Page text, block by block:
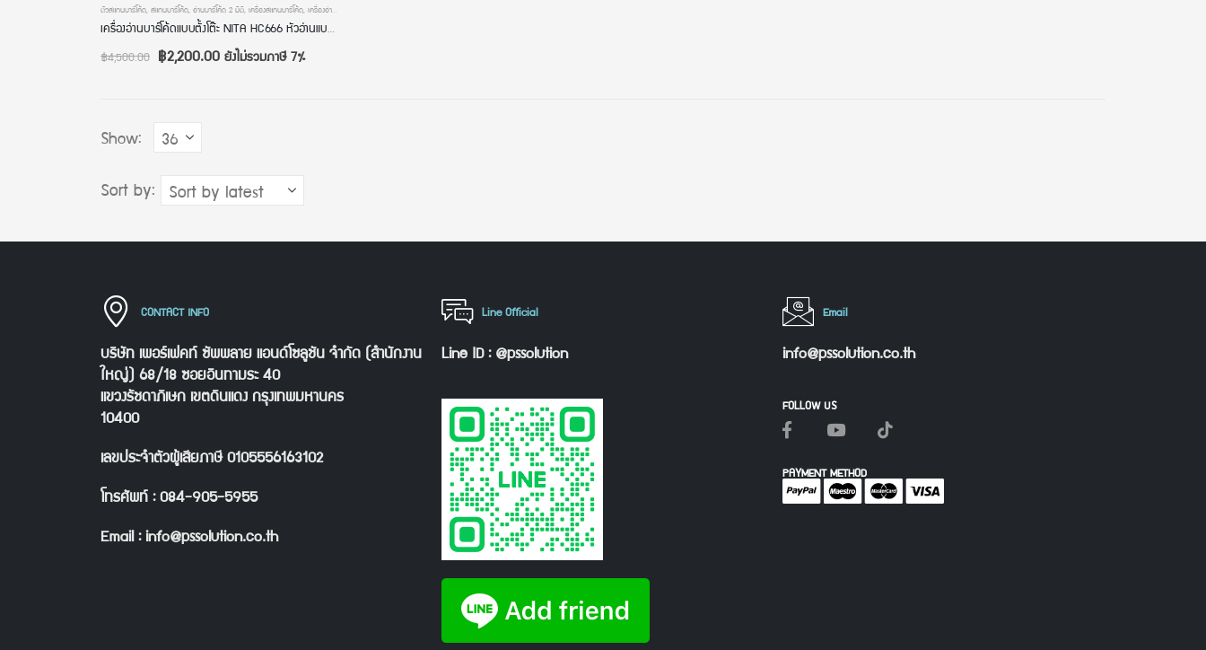
ตัวสแกนบาร์โค้ด,สแกนบาร์โค้ด,อ่านบาร์โค้ด 2 มิติ,เครื่องสแกนบาร์โค้ด,เครื่องอ่านบาร์โค้ด
เครื่องอ่านบาร์โค้ดแบบตั้งโต๊ะ NITA HC666 หัวอ่านแบบ 2 มิติ การเชื่อมต่อแบบ USB อ่านเร็วมาก ระบบอัตโนมัติ ประกัน 2 ปี
฿4,500.00 ฿2,200.00ยังไม่รวมภาษี 7%
Show:
Sort by:
CONTACT INFO
บริษัท เพอร์เฟคท์ ซัพพลาย แอนด์โซลูชัน จำกัด (สำนักงาน
ใหญ่) 68/18 ซอยอินทามระ 40
แขวงรัชดาภิเษก เขตดินแดง กรุงเทพมหานคร
10400
เลขประจำตัวผู้เสียภาษี 0105556163102
โทรศัพท์ : 084-905-5955
Email : info@pssolution.co.th
Line Official
Line ID : @pssolution
Email
info@pssolution.co.th
FOLLOW US
PAYMENT METHOD